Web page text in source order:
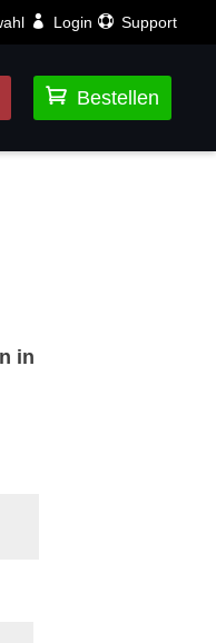
Login Support
 Bestellen
in